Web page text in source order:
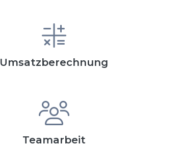
Umsatzberechnung
Teamarbeit